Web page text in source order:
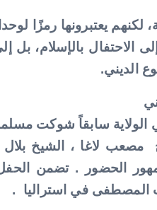
لكنهم يعتبرونها رمزًا
الاحتفال بالإسلام، بل
الديني.
سابقاً شوكت
لاغا ، الشيخ بلال
وجمهور الحضور . تضمن
المصطفى في استراليا .